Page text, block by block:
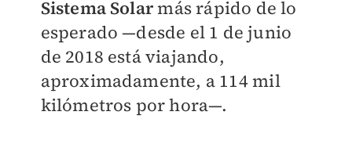
Sistema Solarmás rápido de lo
esperado —desde el 1 de junio
de 2018 está viajando,
aproximadamente, a 114 mil
kilómetros por hora—.